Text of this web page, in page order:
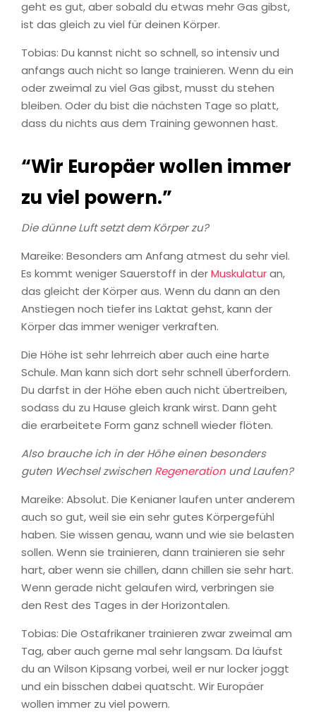
geht es gut, aber sobald du etwas mehr Gas gibst,
ist das gleich zu viel für deinen Körper.
Tobias: Du kannst nicht so schnell, so intensiv und
anfangs auch nicht so lange trainieren. Wenn du ein
oder zweimal zu viel Gas gibst, musst du stehen
bleiben. Oder du bist die nächsten Tage so platt,
dass du nichts aus dem Training gewonnen hast.
“Wir Europäer wollen immer
zu viel powern.”
Die dünne Luft setzt dem Körper zu?
Mareike: Besonders am Anfang atmest du sehr viel.
Es kommt weniger Sauerstoff in derMuskulaturan,
das gleicht der Körper aus. Wenn du dann an den
Anstiegen noch tiefer ins Laktat gehst, kann der
Körper das immer weniger verkraften.
Die Höhe ist sehr lehrreich aber auch eine harte
Schule. Man kann sich dort sehr schnell überfordern.
Du darfst in der Höhe eben auch nicht übertreiben,
sodass du zu Hause gleich krank wirst. Dann geht
die erarbeitete Form ganz schnell wieder flöten.
Also brauche ich in der Höhe einen besonders
guten Wechsel zwischen Regeneration und Laufen?
Mareike: Absolut. Die Kenianer laufen unter anderem
auch so gut, weil sie ein sehr gutes Körpergefühl
haben. Sie wissen genau, wann und wie sie belasten
sollen. Wenn sie trainieren, dann trainieren sie sehr
hart, aber wenn sie chillen, dann chillen sie sehr hart.
Wenn gerade nicht gelaufen wird, verbringen sie
den Rest des Tages in der Horizontalen.
Tobias: Die Ostafrikaner trainieren zwar zweimal am
Tag, aber auch gerne mal sehr langsam. Da läufst
du an Wilson Kipsang vorbei, weil er nur locker joggt
und ein bisschen dabei quatscht. Wir Europäer
wollen immer zu viel powern.